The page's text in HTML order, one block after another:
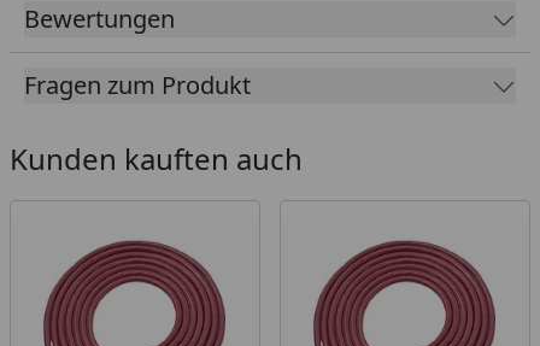
Bewertungen
Fragen zum Produkt
Kunden kauften auch